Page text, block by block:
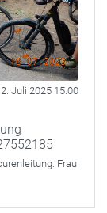
Juli 2025 15:00
Frau